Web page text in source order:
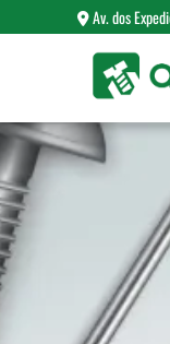
Av. dos